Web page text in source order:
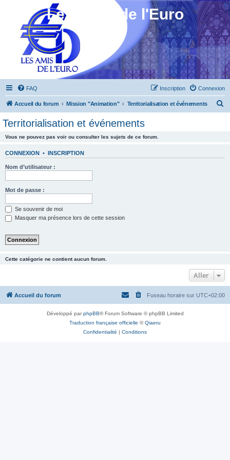
Les Amis de l'Euro
FAQ Connexion
Inscription
Accueil du forum Mission "Animation" Territorialisation et événements
Territorialisation et événements
Vous ne pouvez pas voir ou consulter les sujets de ce forum.
CONNEXION • INSCRIPTION
Nom d’utilisateur :
Mot de passe :
Se souvenir de moi
Masquer ma présence lors de cette session
Cette catégorie ne contient aucun forum.
Aller
Accueil du forum Fuseau horaire sur UTC+02:00
Développé parphpBB® Forum Software © phpBB Limited
Traduction française officielle ©Qiaeru
Confidentialité | Conditions